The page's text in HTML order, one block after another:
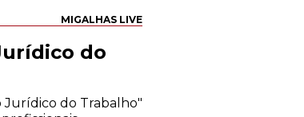
MIGALHAS LIVE
do
Jurídico do Trabalho"